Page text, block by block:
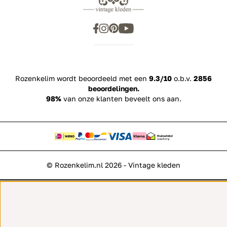
Rozenkelim wordt beoordeeld met een 9.3/10 o.b.v. 2856
beoordelingen.
98%van onze klanten beveelt ons aan.
© Rozenkelim.nl 2026 - Vintage kleden